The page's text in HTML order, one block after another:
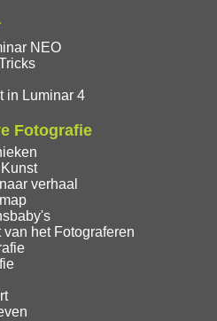
NEO
in Luminar 4
Fotografie
verhaal
het Fotograferen